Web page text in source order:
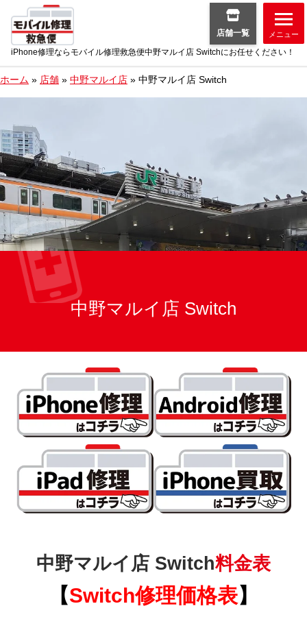
iPhone修理ならモバイル修理救急便中野マルイ店 Switchにお任せください！
店舗一覧 メニュー
ホーム » 店舗 » 中野マルイ店 » 中野マルイ店 Switch
中野マルイ店 Switch
中野マルイ店 Switch料金表
【Switch修理価格表】